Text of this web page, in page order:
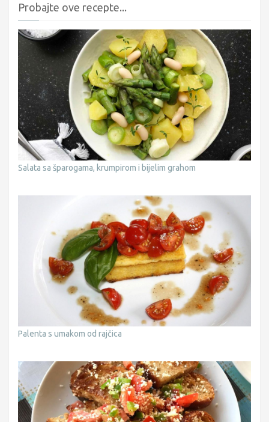
Probajte ove recepte...
Salata sa šparogama, krumpirom i bijelim grahom
Palenta s umakom od rajčica